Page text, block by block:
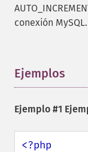
conexión MySQL.
Ejemplos
Ejemplo #1
<?php